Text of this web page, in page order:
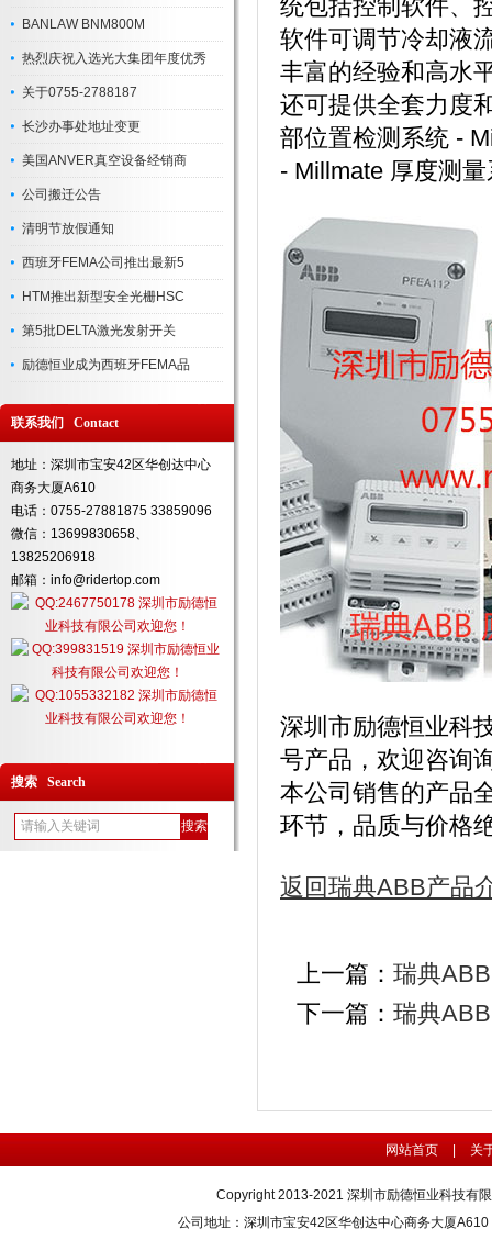
BANLAW BNM800M
热烈庆祝入选光大集团年度优秀
关于0755-2788187
长沙办事处地址变更
美国ANVER真空设备经销商
公司搬迁公告
清明节放假通知
西班牙FEMA公司推出最新5
HTM推出新型安全光栅HSC
第5批DELTA激光发射开关
励德恒业成为西班牙FEMA品
联系我们 Contact
地址：深圳市宝安42区华创达中心
商务大厦A610
电话：0755-27881875 33859096
微信：13699830658、
13825206918
邮箱：info@ridertop.com
搜索 Search
统包括控制软件、
软件可调节冷却液
丰富的经验和高水
还可提供全套力度
部位置检测系统 -
- Millmate 厚度测
深圳市励德恒业科
号产品，欢迎咨询
本公司销售的产品
环节，品质与价格
返回瑞典ABB产品
上一篇： 瑞典
下一篇： 瑞典
网站首页 关
Copyright 2013-2021 深圳市励德恒业科技有
公司地址：深圳市宝安42区华创达中心商务大厦